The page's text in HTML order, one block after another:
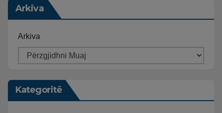
Arkiva
Arkiva
Kategoritë